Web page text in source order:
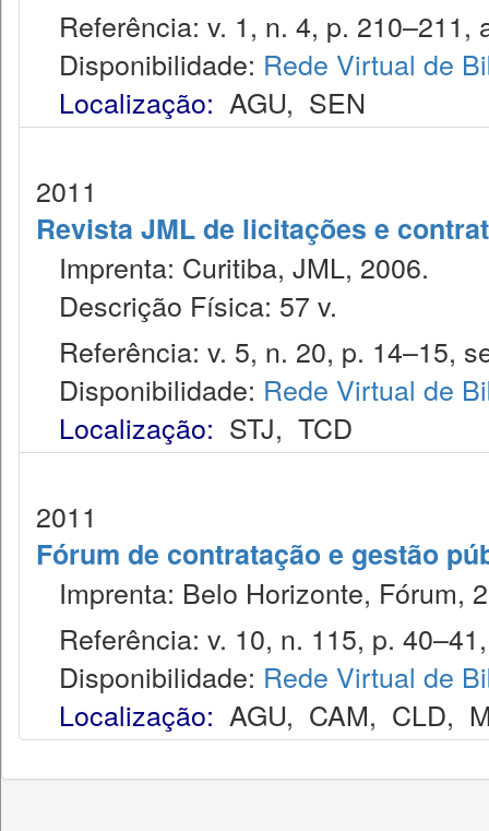
Referência: v. 1, n. 4, p. 210–211,
Disponibilidade: Rede Virtual de
Localização: AGU, SEN
2011
Revista JML de licitações e
Imprenta: Curitiba, JML, 2006.
Descrição Física: 57 v.
Referência: v. 5, n. 20, p. 14–15,
Disponibilidade: Rede Virtual de
Localização: STJ, TCD
2011
Fórum de contratação e gestão
Imprenta: Belo Horizonte, Fórum,
Referência: v. 10, n. 115, p.
Disponibilidade: Rede Virtual de
Localização: AGU, CAM, CLD,